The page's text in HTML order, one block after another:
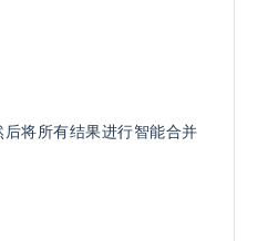
将所有结果进行智能合并